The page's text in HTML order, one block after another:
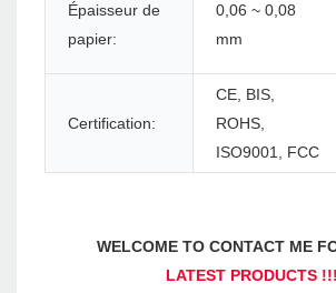
Épaisseur de
papier:
0,06 ~ 0,08
mm
Certification:
CE, BIS,
ROHS,
ISO9001, FCC